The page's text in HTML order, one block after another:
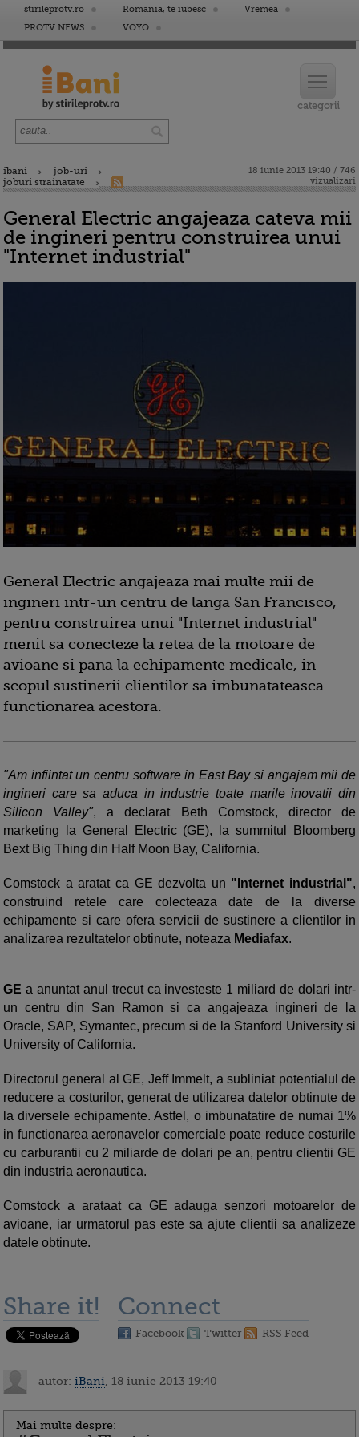
stirileprotv.ro Romania, te iubesc
Vremea
PROTV NEWS
VOYO
ibani
job-uri
joburi strainatate
18 iunie 2013 19:40 / 746
vizualizari
General Electric angajeaza cateva mii
de ingineri pentru construirea unui
"Internet industrial"
General Electric angajeaza mai multe mii de
ingineri intr-un centru de langa San Francisco,
pentru construirea unui "Internet industrial"
menit sa conecteze la retea de la motoare de
avioane si pana la echipamente medicale, in
scopul sustinerii clientilor sa imbunatateasca
functionarea acestora.
"Am infiintat un centru software in East Bay si angajam mii de
ingineri care sa aduca in industrie toate marile inovatii din
Silicon Valley", a declarat Beth Comstock, director de
marketing la General Electric (GE), la summitul Bloomberg
Bext Big Thing din Half Moon Bay, California.
Comstock a aratat ca GE dezvolta un "Internet industrial",
construind retele care colecteaza date de la diverse
echipamente si care ofera servicii de sustinere a clientilor in
analizarea rezultatelor obtinute, noteaza Mediafax.
GE a anuntat anul trecut ca investeste 1 miliard de dolari intr-
un centru din San Ramon si ca angajeaza ingineri de la
Oracle, SAP, Symantec, precum si de la Stanford University si
University of California.
Directorul general al GE, Jeff Immelt, a subliniat potentialul de
reducere a costurilor, generat de utilizarea datelor obtinute de
la diversele echipamente. Astfel, o imbunatatire de numai 1%
in functionarea aeronavelor comerciale poate reduce costurile
cu carburantii cu 2 miliarde de dolari pe an, pentru clientii GE
din industria aeronautica.
Comstock a arataat ca GE adauga senzori motoarelor de
avioane, iar urmatorul pas este sa ajute clientii sa analizeze
datele obtinute.
Share it! Connect
Facebook Twitter RSS Feed
autor: iBani , 18 iunie 2013 19:40
Mai multe despre: